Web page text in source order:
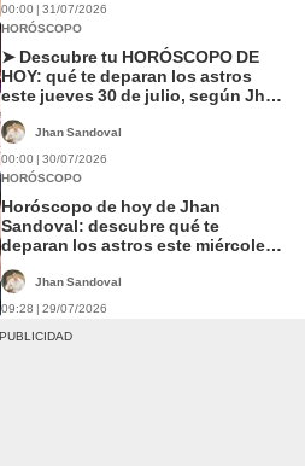
00:00 | 31/07/2026
HORÓSCOPO
➤ Descubre tu HORÓSCOPO DE
HOY: qué te deparan los astros
este jueves 30 de julio, según Jhan
Jhan Sandoval
00:00 | 30/07/2026
HORÓSCOPO
Horóscopo de hoy de Jhan
Sandoval: descubre qué te
deparan los astros este miércoles
Jhan Sandoval
09:28 | 29/07/2026